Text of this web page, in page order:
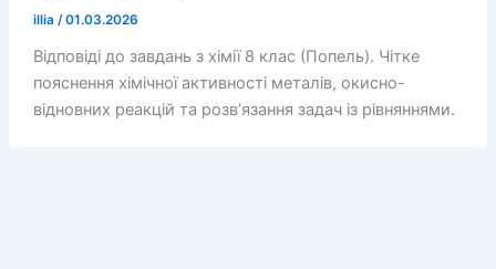
illia /01.03.2026
Відповіді до завдань з хімії 8 клас (Попель). Чітке
пояснення хімічної активності металів, окисно-
відновних реакцій та розв’язання задач із рівняннями.